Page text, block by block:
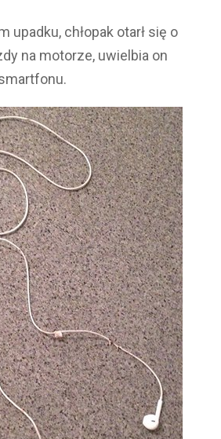
upadku, chłopak otarł się o
na motorze, uwielbia on